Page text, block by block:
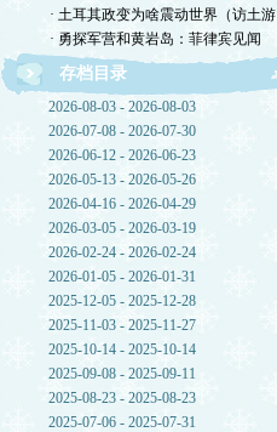
· 土耳其政变为啥震动世界（访土游
· 勇探军营和黄岩岛：菲律宾见闻
存档目录
2026-08-03 - 2026-08-03
2026-07-08 - 2026-07-30
2026-06-12 - 2026-06-23
2026-05-13 - 2026-05-26
2026-04-16 - 2026-04-29
2026-03-05 - 2026-03-19
2026-02-24 - 2026-02-24
2026-01-05 - 2026-01-31
2025-12-05 - 2025-12-28
2025-11-03 - 2025-11-27
2025-10-14 - 2025-10-14
2025-09-08 - 2025-09-11
2025-08-23 - 2025-08-23
2025-07-06 - 2025-07-31